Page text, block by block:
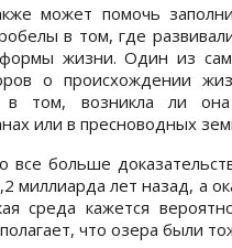
может помочь
в том, где
жизни. Один из
о происхождении
в том, возникла ли
или в пресноводных
все больше
миллиарда лет назад, а
среда кажется
что озера были